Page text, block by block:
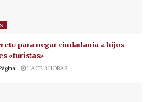
para negar ciudadanía a hijos
«turistas»
HACE 8 HORAS